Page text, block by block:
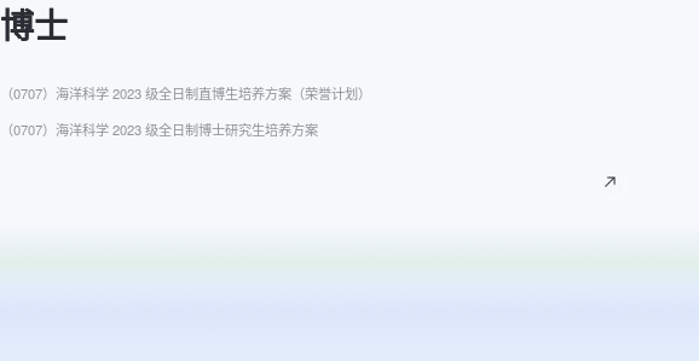
博士
（0707）海洋科学 2023 级全日制直博生培养方案（荣誉计划）
（0707）海洋科学 2023 级全日制博士研究生培养方案